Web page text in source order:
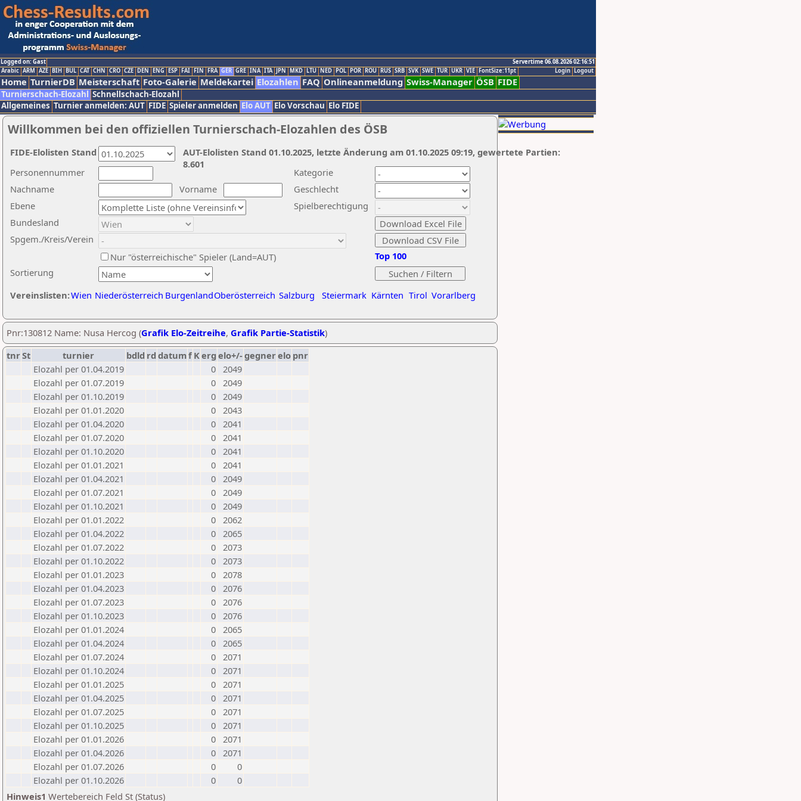
Logged on: Gast
Servertime 06.08.2026 02:16:51
Logout
Login
Arabic ARM AZE BIH BUL CAT CHN CRO CZE DEN ENG ESP FAI FIN FRA GER GRE INA ITA JPN MKD LTU NED POL POR ROU RUS SRB SVK SWE TUR UKR VIE FontSize:11pt
Home TurnierDB Meisterschaft Foto-Galerie Meldekartei Elozahlen FAQ Onlineanmeldung Swiss-Manager ÖSB FIDE
Turnierschach-Elozahl Schnellschach-Elozahl
Allgemeines Turnier anmelden: AUT FIDE Spieler anmelden Elo AUT Elo Vorschau Elo FIDE
Willkommen bei den offiziellen Turnierschach-Elozahlen des ÖSB
Nachname
Vorname
Ebene
Kategorie
Sortierung
Personennummer
Bundesland
Spgem./Kreis/Verein
Geschlecht
Nur "österreichische" Spieler (Land=AUT)
Spielberechtigung
Vereinslisten:Wien Niederösterreich BurgenlandOberösterreich Salzburg Steiermark Kärnten Tirol Vorarlberg
Top 100
AUT-Elolisten Stand 01.10.2025, letzte Änderung am 01.10.2025 09:19, gewertete Partien:
8.601
FIDE-Elolisten Stand
Pnr:130812 Name: Nusa Hercog (Grafik Elo-Zeitreihe, Grafik Partie-Statistik)
tnrSt turnier bdld rd datumf Kerg elo+/-gegnerelo pnr
Elozahl per 01.04.2019
0 2049
Elozahl per 01.07.2019
0 2049
Elozahl per 01.10.2019
0 2049
Elozahl per 01.01.2020
0 2043
Elozahl per 01.04.2020
0 2041
Elozahl per 01.07.2020
0 2041
Elozahl per 01.10.2020
0 2041
Elozahl per 01.01.2021
0 2041
Elozahl per 01.04.2021
0 2049
Elozahl per 01.07.2021
0 2049
Elozahl per 01.10.2021
0 2049
Elozahl per 01.01.2022
0 2062
Elozahl per 01.04.2022
0 2065
Elozahl per 01.07.2022
0 2073
Elozahl per 01.10.2022
0 2073
Elozahl per 01.01.2023
0 2078
Elozahl per 01.04.2023
0 2076
Elozahl per 01.07.2023
0 2076
Elozahl per 01.10.2023
0 2076
Elozahl per 01.01.2024
0 2065
Elozahl per 01.04.2024
0 2065
Elozahl per 01.07.2024
0 2071
Elozahl per 01.10.2024
0 2071
Elozahl per 01.01.2025
0 2071
Elozahl per 01.04.2025
0 2071
Elozahl per 01.07.2025
0 2071
Elozahl per 01.10.2025
0 2071
Elozahl per 01.01.2026
0 2071
Elozahl per 01.04.2026
0 2071
Elozahl per 01.07.2026
0
0
Elozahl per 01.10.2026
0
0
Hinweis1 Wertebereich Feld St (Status)